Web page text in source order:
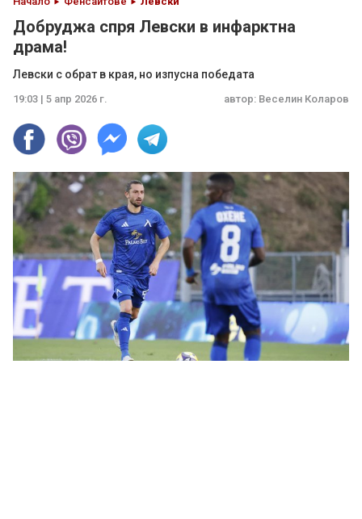
Добруджа спря Левски в инфарктна
драма!
Левски с обрат в края, но изпусна победата
19:03 | 5 апр 2026 г. автор: Веселин Коларов